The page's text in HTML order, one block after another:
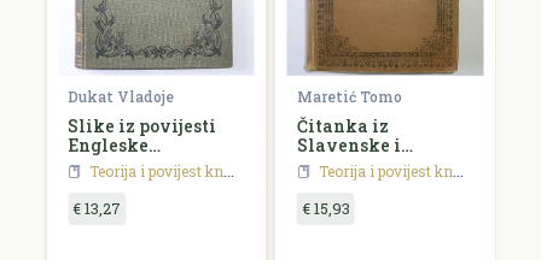
Dukat Vladoje
Slike iz povijesti
Engleske
književnosti
Teorija i povijest književnosti
€ 13,27
Maretić Tomo
Čitanka iz
Slavenske i
Madžarske
književnosti
Teorija i povijest književnosti
€ 15,93